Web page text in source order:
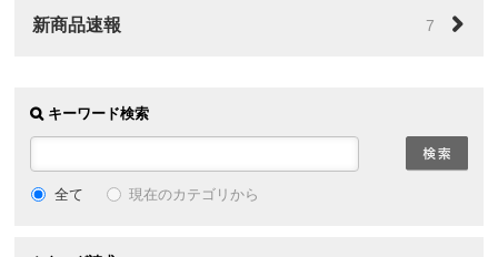
新商品速報 7
キーワード検索
全て 現在のカテゴリから